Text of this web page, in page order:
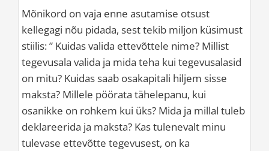
Mõnikord on vaja enne asutamise otsust
kellegagi nõu pidada, sest tekib miljon küsimust
stiilis: ” Kuidas valida ettevõttele nime? Millist
tegevusala valida ja mida teha kui tegevusalasid
on mitu? Kuidas saab osakapitali hiljem sisse
maksta? Millele pöörata tähelepanu, kui
osanikke on rohkem kui üks? Mida ja millal tuleb
deklareerida ja maksta? Kas tulenevalt minu
tulevase ettevõtte tegevusest, on ka